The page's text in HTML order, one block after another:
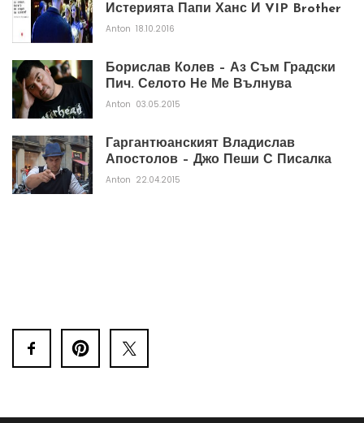
Истерията Папи Ханс И VIP Brother
Anton 18.10.2016
Борислав Колев – Аз Съм Градски
Пич. Селото Не Ме Вълнува
Anton 03.05.2015
Гаргантюанският Владислав
Апостолов – Джо Пеши С Писалка
Anton 22.04.2015